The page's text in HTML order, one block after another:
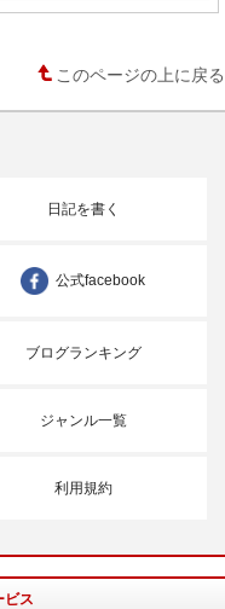
このページの上に戻る
日記を書く
公式facebook
ブログランキング
ジャンル一覧
利用規約
ビス